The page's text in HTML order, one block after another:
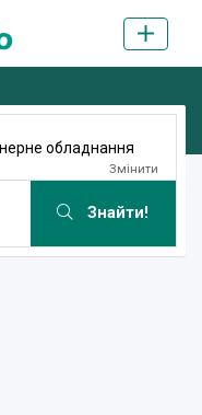
обладнання
Змінити
Знайти!